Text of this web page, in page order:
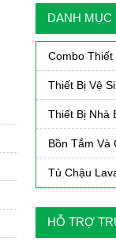
DANH MỤC
Combo Thiết
Thiết Bị Vệ
Thiết Bị Nhà
Bồn Tắm Và
Tủ Chậu
HỖ TRỢ